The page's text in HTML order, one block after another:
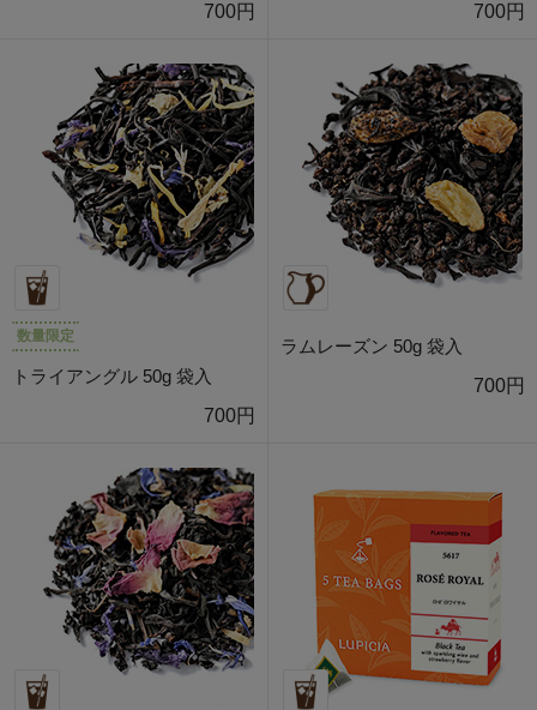
700円
700円
数量限定
トライアングル 50g 袋入
700円
ラムレーズン 50g 袋入
700円